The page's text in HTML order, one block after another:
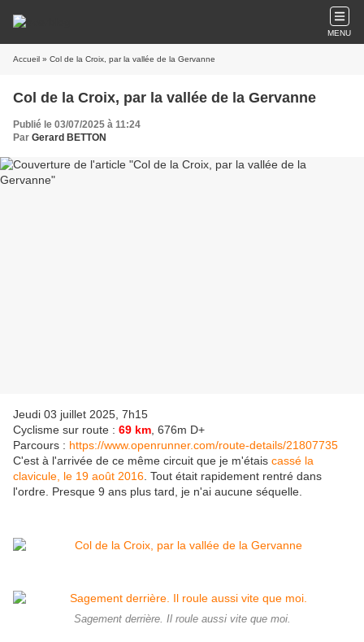
MENU
Accueil » Col de la Croix, par la vallée de la Gervanne
Col de la Croix, par la vallée de la Gervanne
Publié le 03/07/2025 à 11:24
Par Gerard BETTON
Jeudi 03 juillet 2025, 7h15
Cyclisme sur route : 69 km , 676m D+
Parcours : https://www.openrunner.com/route-details/21807735
C'est à l'arrivée de ce même circuit que je m'étais cassé la
clavicule, le 19 août 2016 . Tout était rapidement rentré dans
l'ordre. Presque 9 ans plus tard, je n'ai aucune séquelle.
Sagement derrière. Il roule aussi vite que moi.